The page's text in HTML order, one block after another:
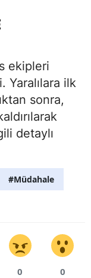
ekipleri
Yaralılara ilk
sonra,
detaylı
#Müdahale
0 0